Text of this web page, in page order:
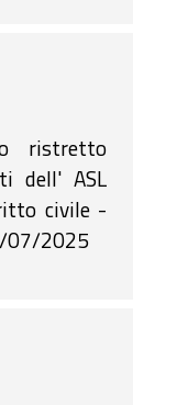
ristretto
civile -
07/2025